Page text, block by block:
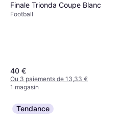
Finale Trionda Coupe Blanc
Football
40 €
Ou 3 paiements de 13,33 €
1 magasin
Tendance